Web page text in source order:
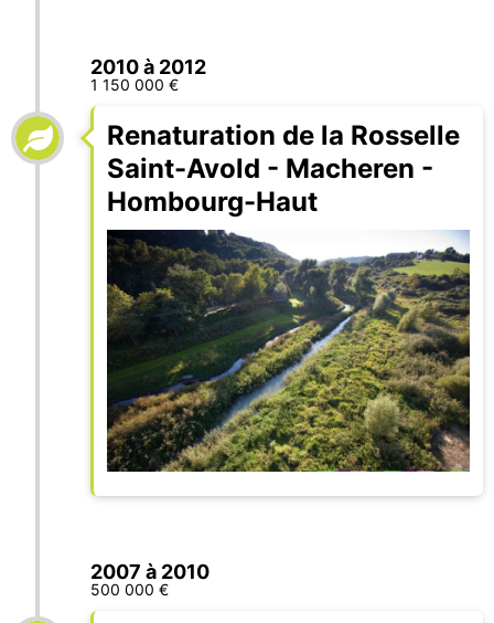
2010 à 2012
1 150 000 €
Renaturation de la Rosselle
Saint-Avold - Macheren -
Hombourg-Haut
2007 à 2010
500 000 €